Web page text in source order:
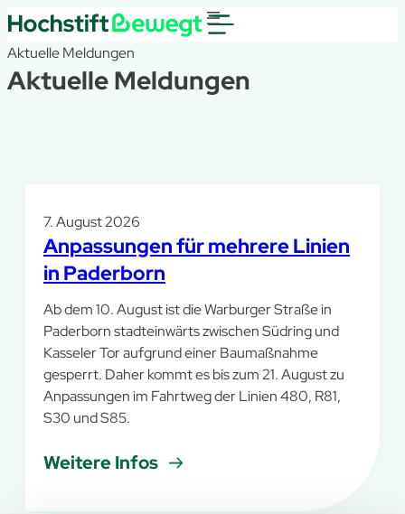
Aktuelle Meldungen
Aktuelle Meldungen
7. August 2026
Anpassungen für mehrere Linien
in Paderborn
Ab dem 10. August ist die Warburger Straße in
Paderborn stadteinwärts zwischen Südring und
Kasseler Tor aufgrund einer Baumaßnahme
gesperrt. Daher kommt es bis zum 21. August zu
Anpassungen im Fahrtweg der Linien 480, R81,
S30 und S85.
Weitere Infos